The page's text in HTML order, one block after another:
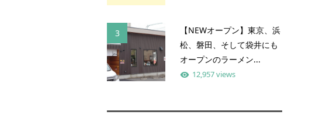
3
【NEWオープン】東京、浜
松、磐田、そして袋井にも
オープンのラーメン...
12,957 views